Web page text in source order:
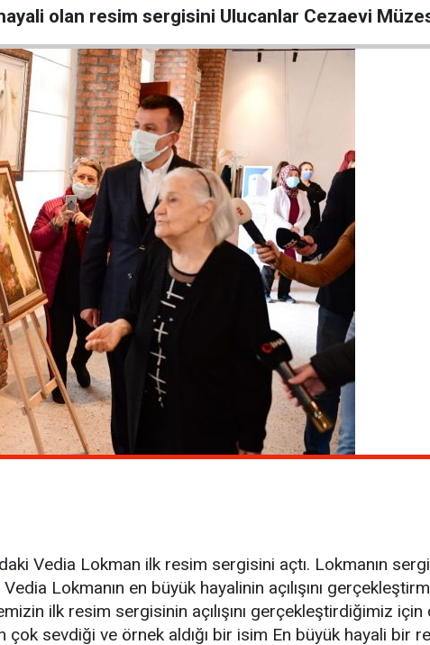
olan resim sergisini Ulucanlar Cezaevi
Vedia Lokman ilk resim sergisini açtı. Lokmanın sergi
Lokmanın en büyük hayalinin açılışını
ilk resim sergisinin açılışını gerçekleştirdiğimiz
sevdiği ve örnek aldığı bir isim En büyük hayali bir